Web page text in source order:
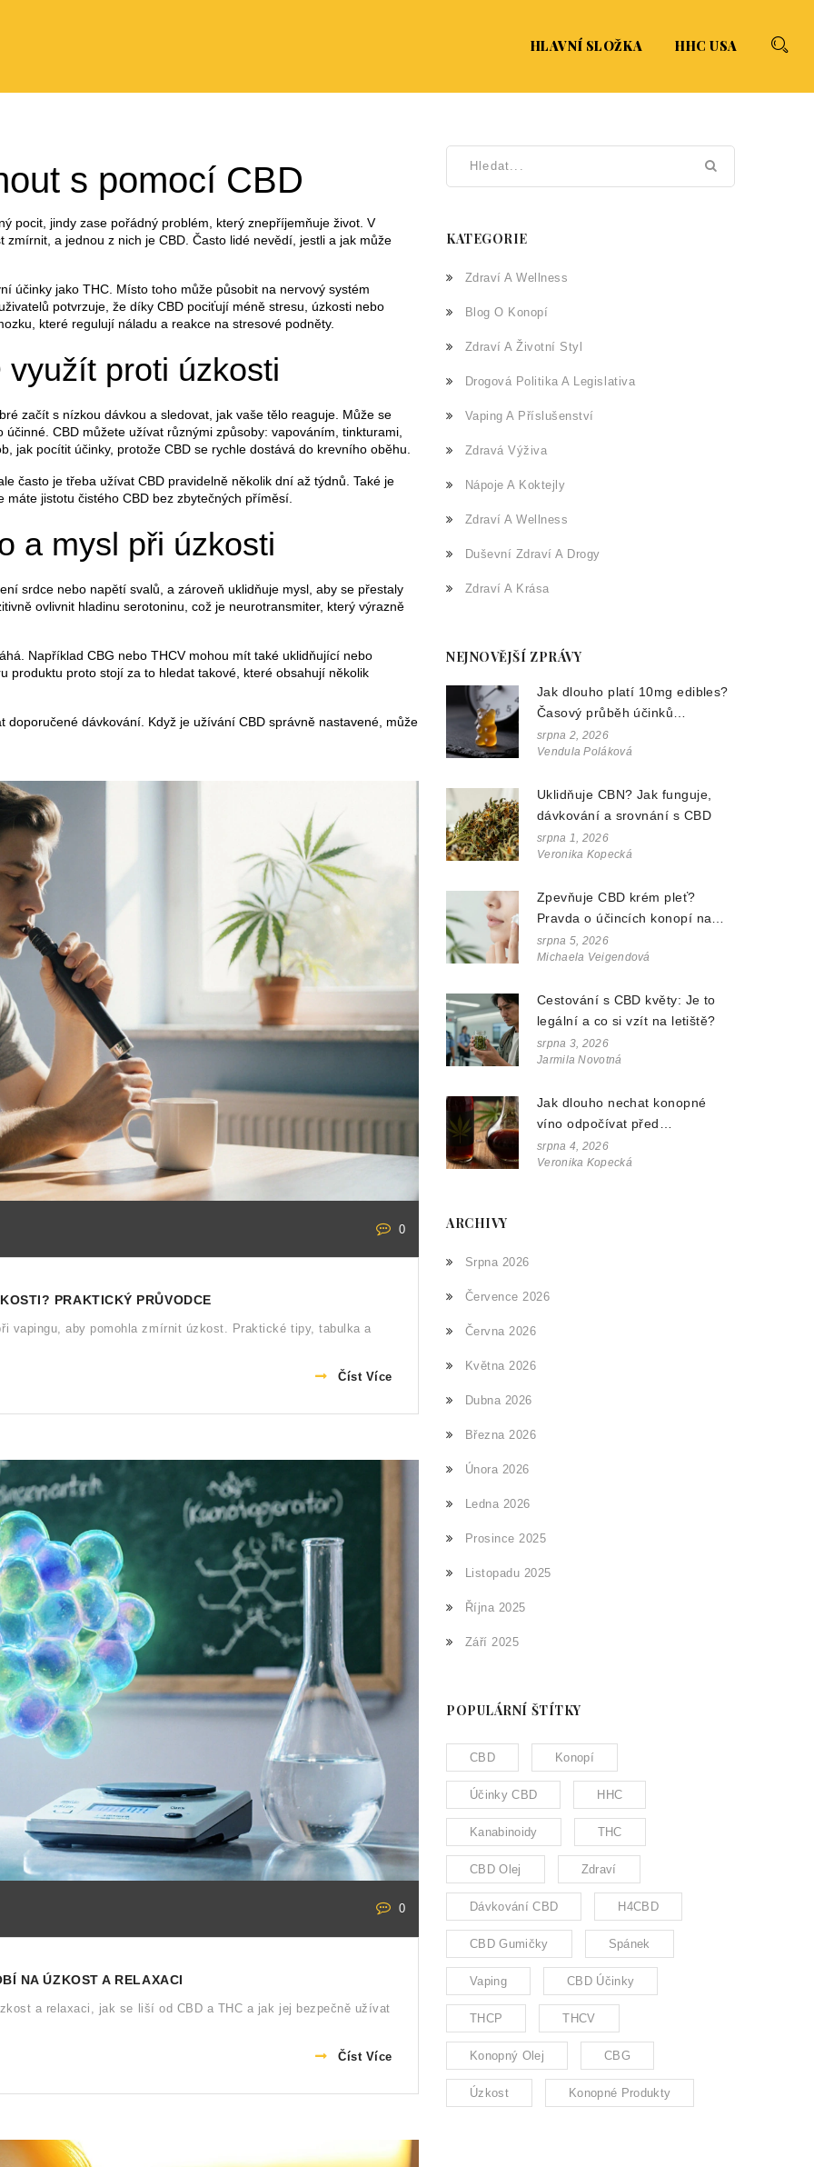
HLAVNÍ SLOŽKA HHC USA
s pomocí CBD
pocit, jindy zase pořádný problém, který znepříjemňuje život. V
a jednou z nich je CBD. Často lidé nevědí, jestli a jak může
účinky jako THC. Místo toho může působit na nervový systém
potvrzuje, že díky CBD pociťují méně stresu, úzkosti nebo
které regulují náladu a reakce na stresové podněty.
proti úzkosti
začít s nízkou dávkou a sledovat, jak vaše tělo reaguje. Může se
CBD můžete užívat různými způsoby: vapováním, tinkturami,
jak pocítit účinky, protože CBD se rychle dostává do krevního oběhu.
často je třeba užívat CBD pravidelně několik dní až týdnů. Také je
jistotu čistého CBD bez zbytečných příměsí.
a mysl při úzkosti
srdce nebo napětí svalů, a zároveň uklidňuje mysl, aby se přestaly
ovlivnit hladinu serotoninu, což je neurotransmiter, který výrazně
Například CBG nebo THCV mohou mít také uklidňující nebo
produktu proto stojí za to hledat takové, které obsahují několik
dávkování. Když je užívání CBD správně nastavené, může
0
PRAKTICKÝ PRŮVODCE
vapingu, aby pomohla zmírnit úzkost. Praktické tipy, tabulka a
Číst Více
0
NA ÚZKOST A RELAXACI
a relaxaci, jak se liší od CBD a THC a jak jej bezpečně užívat
Číst Více
KATEGORIE
Zdraví A Wellness
Blog O Konopí
Zdraví A Životní Styl
Drogová Politika A Legislativa
Vaping A Příslušenství
Zdravá Výživa
Nápoje A Koktejly
Zdraví A Wellness
Duševní Zdraví A Drogy
Zdraví A Krása
NEJNOVĚJŠÍ ZPRÁVY
Jak dlouho platí 10mg edibles?
Časový průběh účinků
konopných gumiček
srpna 2, 2026
Vendula Poláková
Uklidňuje CBN? Jak funguje,
dávkování a srovnání s CBD
srpna 1, 2026
Veronika Kopecká
Zpevňuje CBD krém pleť?
Pravda o účincích konopí na
vrásky a pružnost
srpna 5, 2026
Michaela Veigendová
Cestování s CBD květy: Je to
legální a co si vzít na letiště?
srpna 3, 2026
Jarmila Novotná
Jak dlouho nechat konopné
víno odpočívat před
podáváním? Průvodce pro
nejlepší chuť
srpna 4, 2026
Veronika Kopecká
ARCHIVY
Srpna 2026
Července 2026
Června 2026
Května 2026
Dubna 2026
Března 2026
Února 2026
Ledna 2026
Prosince 2025
Listopadu 2025
Října 2025
Září 2025
POPULÁRNÍ ŠTÍTKY
CBD Konopí
Účinky CBD HHC
Kanabinoidy THC
CBD Olej Zdraví
Dávkování CBD H4CBD
CBD Gumičky Spánek
Vaping CBD Účinky
THCP THCV
Konopný Olej CBG
Úzkost Konopné Produkty